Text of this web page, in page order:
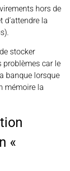
hors de
d’attendre la
stocker
problèmes car le
banque lorsque
mémoire la
«